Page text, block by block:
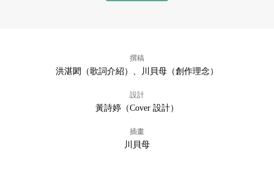
撰稿
洪湛閎（歌詞介紹）、川貝母（創作理念）
設計
黃詩婷（Cover 設計）
插畫
川貝母